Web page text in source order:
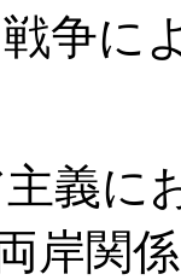
よる
義に
め